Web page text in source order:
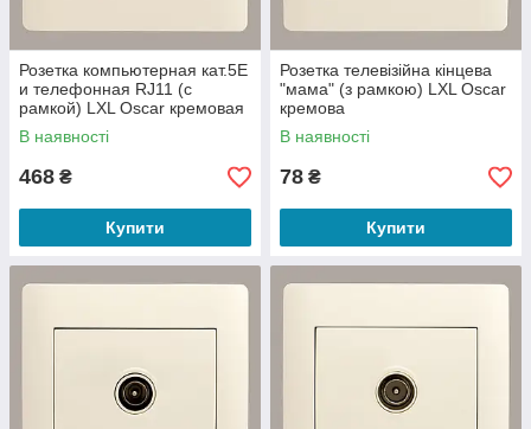
Розетка компьютерная кат.5E
и телефонная RJ11 (с
рамкой) LXL Oscar кремовая
В наявності
468 ₴
Купити
Розетка телевізійна кінцева
"мама" (з рамкою) LXL Oscar
кремова
В наявності
78 ₴
Купити